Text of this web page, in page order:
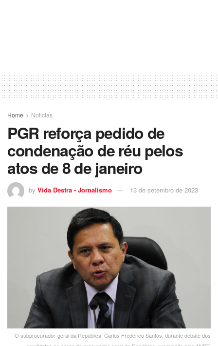
Home Noticias
PGR reforça pedido de
condenação de réu pelos
atos de 8 de janeiro
by Vida Destra - Jornalismo 13 de setembro de 2023
O subprocurador-geral da República, Carlos Frederico Santos, durante debate dos